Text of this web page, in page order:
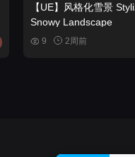
【UE】风格化雪景 Stylized
Snowy Landscape
9 2周前